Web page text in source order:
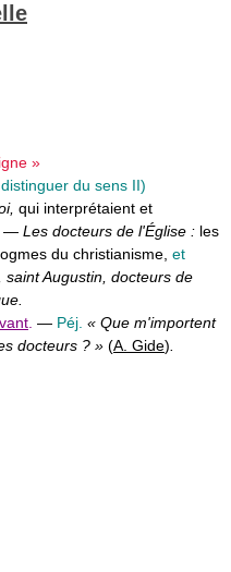
»
du sens II)
qui interprétaient et
— Les docteurs de l'Église : les
du christianisme, et
saint Augustin, docteurs de
— Péj. « Que m'importent
docteurs ? » (A. Gide)